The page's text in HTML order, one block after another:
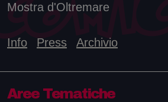
Mostra d'Oltremare
Info Press Archivio
Aree Tematiche